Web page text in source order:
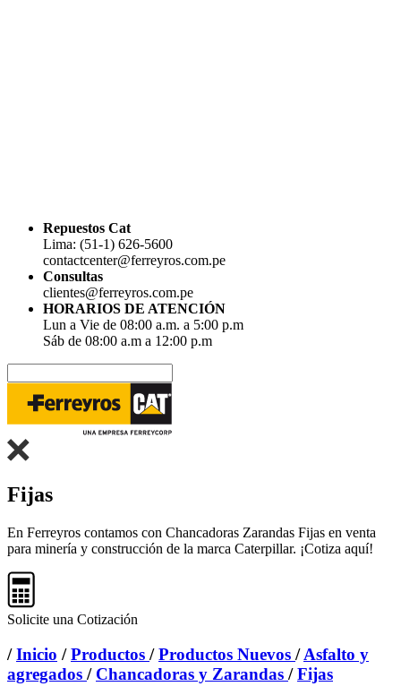
Repuestos Cat
Lima: (51-1) 626-5600
contactcenter@ferreyros.com.pe
Consultas
clientes@ferreyros.com.pe
HORARIOS DE ATENCIÓN
Lun a Vie de 08:00 a.m. a 5:00 p.m
Sáb de 08:00 a.m a 12:00 p.m
Fijas
En Ferreyros contamos con Chancadoras Zarandas Fijas en venta
para minería y construcción de la marca Caterpillar. ¡Cotiza aquí!
Solicite una Cotización
/Inicio /Productos /Productos Nuevos /Asfalto y
agregados / Chancadoras y Zarandas /Fijas